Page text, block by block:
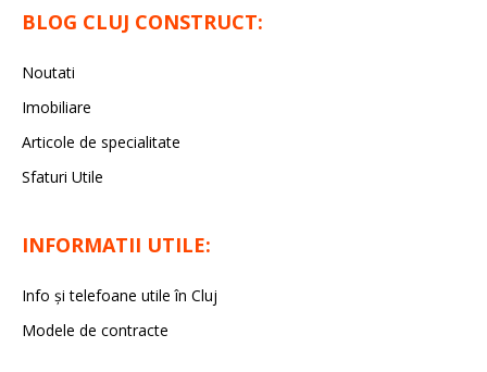
BLOG CLUJ CONSTRUCT:
Noutati
Imobiliare
Articole de specialitate
Sfaturi Utile
INFORMATII UTILE:
Info și telefoane utile în Cluj
Modele de contracte